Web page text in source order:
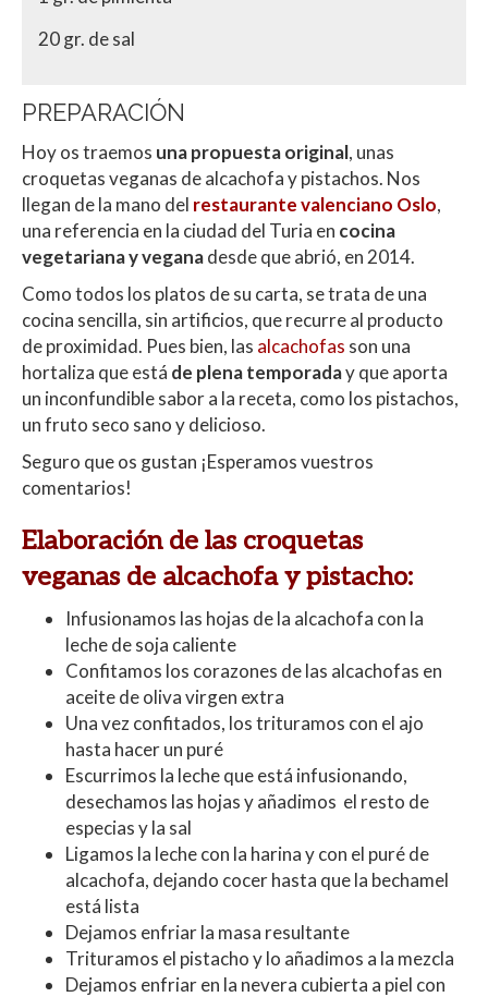
20 gr. de sal
PREPARACIÓN
Hoy os traemos una propuesta original, unas
croquetas veganas de alcachofa y pistachos. Nos
llegan de la mano del restaurante valenciano Oslo,
una referencia en la ciudad del Turia en cocina
vegetariana y veganadesde que abrió, en 2014.
Como todos los platos de su carta, se trata de una
cocina sencilla, sin artificios, que recurre al producto
de proximidad. Pues bien, las alcachofas son una
hortaliza que está de plena temporaday que aporta
un inconfundible sabor a la receta, como los pistachos,
un fruto seco sano y delicioso.
Seguro que os gustan ¡Esperamos vuestros
comentarios!
Elaboración de las croquetas
veganas de alcachofa y pistacho:
Infusionamos las hojas de la alcachofa con la
leche de soja caliente
Confitamos los corazones de las alcachofas en
aceite de oliva virgen extra
Una vez confitados, los trituramos con el ajo
hasta hacer un puré
Escurrimos la leche que está infusionando,
desechamos las hojas y añadimos el resto de
especias y la sal
Ligamos la leche con la harina y con el puré de
alcachofa, dejando cocer hasta que la bechamel
está lista
Dejamos enfriar la masa resultante
Trituramos el pistacho y lo añadimos a la mezcla
Dejamos enfriar en la nevera cubierta a piel con